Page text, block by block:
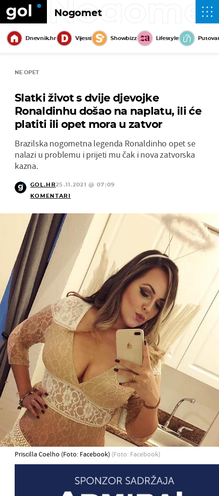
Nogomet
Dnevnik.hr Vijesti Showbizz Lifestyle
NE OPET
Slatki život s dvije djevojke
Ronaldinhu došao na naplatu, ili će
platiti ili opet mora u zatvor
Brazilska nogometna legenda Ronaldinho opet se
nalazi u problemu i prijeti mu čak i nova zatvorska
kazna.
GOL.HR25.11.2021 @ 07:09
KOMENTARI
Priscilla Coelho (Foto: Facebook) (Foto: Facebook)